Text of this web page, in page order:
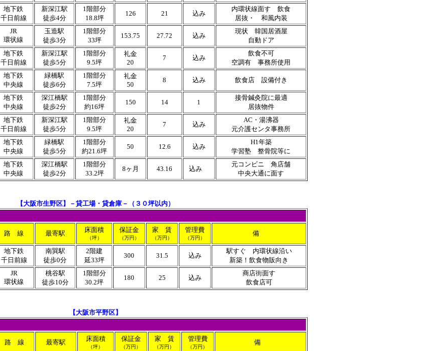
地下鉄
千日前線
新深江駅
徒歩4分
1階部分
18.8坪
126 21 込み
内環状線面す 飲食
居抜・ 和風内装
JR
環状線
玉造駅
徒歩3分
1階部分
33坪
153.75 27.72 込み
現状 韓国居酒屋
自動ドア
地下鉄
千日前線
新深江駅
徒歩5分
1階部分
9.5坪
礼金
20
7 込み
飲食不可
空調有 事務所使用
地下鉄
中央線
緑橋駅
徒歩6分
1階部分
7.5坪
礼金
50
8 込み 飲食店 設備付き
地下鉄
中央線
深江橋駅
徒歩2分
1階部分
約16坪
150 14 1
接骨鍼灸院に最適
居抜物件
地下鉄
千日前線
新深江駅
徒歩5分
1階部分
9.5坪
礼金
20
7 込み
AC・湯沸器
元介護センタ事務所
地下鉄
中央線
緑橋駅
徒歩5分
1階部分
約21.6坪
50 12.6 込み
H1年築
学習塾 整骨院等に
地下鉄
中央線
深江橋駅
徒歩2分
1階部分
33.2坪
8ヶ月 43.16 込み
元コンビニ 角店舗
中央大通に面す
【大阪市生野区】－貸工場・貸倉庫－（３０坪以内）
路 線 最寄駅 床面積
（坪）
保証金
（万円）
家 賃
（万円）
管理費
（万円）
備
地下鉄
千日前線
南巽駅
徒歩0分
2階建
延33坪
300 31.5 込み
駅すぐ 内環状線沿い
新築！飲食物販向き
JR
環状線
桃谷駅
徒歩10分
1階部分
30.2坪
180 25 込み
商店街面す
飲食店可
【大阪市平野区】
路 線 最寄駅 床面積
（坪）
保証金
（万円）
家 賃
（万円）
管理費
（万円）
備